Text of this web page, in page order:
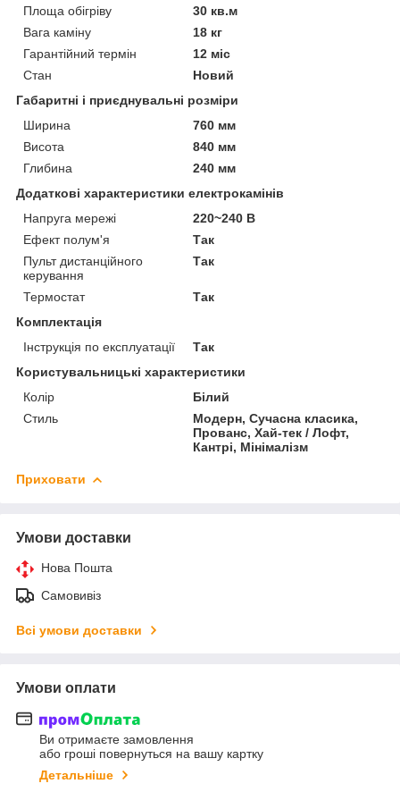
Площа обігріву
30 кв.м
Вага каміну
18 кг
Гарантійний термін
12 міс
Стан
Новий
Габаритні і приєднувальні розміри
Ширина
760 мм
Висота
840 мм
Глибина
240 мм
Додаткові характеристики електрокамінів
Напруга мережі
220~240 В
Ефект полум'я
Так
Пульт дистанційного
керування
Так
Термостат
Так
Комплектація
Інструкція по експлуатації
Так
Користувальницькі характеристики
Колір
Білий
Стиль
Модерн, Сучасна класика,
Прованс, Хай-тек / Лофт,
Кантрі, Мінімалізм
Приховати
Умови доставки
Нова Пошта
Самовивіз
Всі умови доставки
Умови оплати
Ви отримаєте замовлення
або гроші повернуться на вашу картку
Детальніше